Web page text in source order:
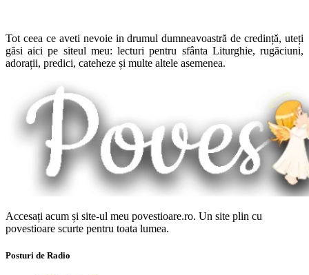
Tot ceea ce aveti nevoie in drumul dumneavoastră de credință, uteți
găsi aici pe siteul meu: lecturi pentru sfânta Liturghie, rugăciuni,
adorații, predici, cateheze și multe altele asemenea.
Accesați acum și site-ul meu povestioare.ro. Un site plin cu
povestioare scurte pentru toata lumea.
Posturi de Radio